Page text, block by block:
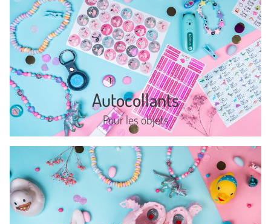
Autocollants
Pour les objets